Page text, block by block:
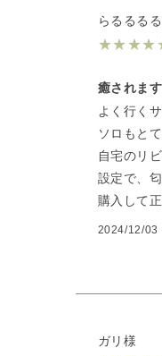
らるるる
★★★★
癒されます
よく行く
ソロもと
自宅のリ
設定で、
購入して
2024/12/03
ガリ様